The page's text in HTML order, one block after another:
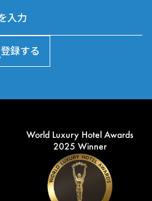
登録する
World Luxury Hotel Awards
2025 Winner